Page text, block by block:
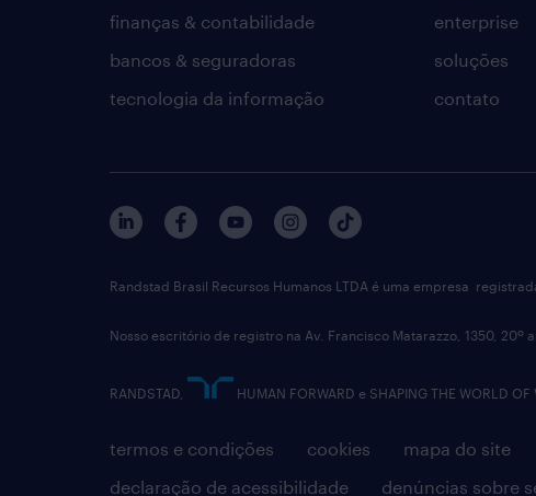
finanças & contabilidade
bancos & seguradoras
tecnologia da informação
enterprise
soluções
contato
termos e condições cookies mapa do site
declaração de acessibilidade
denúncias sobre
Randstad Brasil Recursos Humanos LTDA é uma empresa
Nosso escritório de registro na Av. Francisco Matarazzo, 1350, 20º
RANDSTAD, HUMAN FORWARD e SHAPING THE WORLD